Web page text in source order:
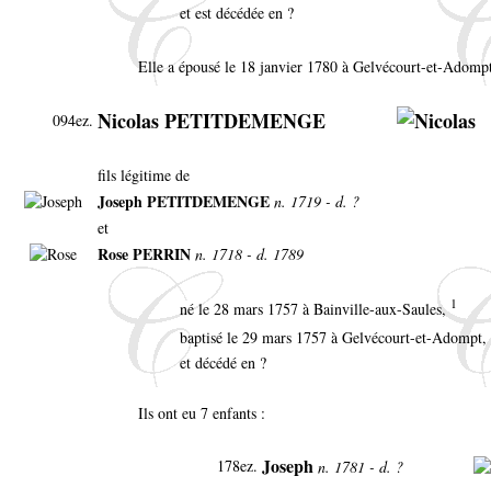
et est décédée en ?
Elle a épousé le 18 janvier 1780 à Gelvécourt-et-
094ez. Nicolas PETITDEMENGE
fils légitime de
Joseph PETITDEMENGE n. 1719 - d. ?
et
Rose PERRIN n. 1718 - d. 1789
né le 28 mars 1757 à Bainville-aux-Saules,1
baptisé le 29 mars 1757 à Gelvécourt-et-Adompt,
et décédé en ?
Ils ont eu 7 enfants :
178ez. Joseph n. 1781 - d. ?